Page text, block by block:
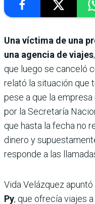
Una víctima de una
una agencia de viajes
que luego se canceló
relató la situación que
pese a que la
por la Secretaría
que hasta la fecha no
dinero y
responde a las
Vida Velázquez
Py, que ofrecía viajes